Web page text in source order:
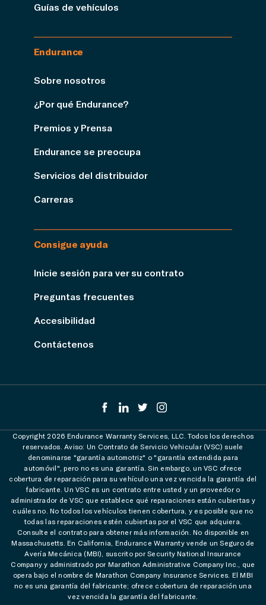
Guías de vehículos
Endurance
Sobre nosotros
¿Por qué Endurance?
Premios y Prensa
Endurance se preocupa
Servicios del distribuidor
Carreras
Consigue ayuda
Inicie sesión para ver su contrato
Preguntas frecuentes
Accesibilidad
Contáctenos
Copyright 2026 Endurance Warranty Services, LLC. Todos los derechos
reservados. Aviso: Un Contrato de Servicio Vehicular (VSC) suele
denominarse "garantía automotriz" o "garantía extendida para
automóvil", pero no es una garantía. Sin embargo, un VSC ofrece
cobertura de reparación para su vehículo una vez vencida la garantía del
fabricante. Un VSC es un contrato entre usted y un proveedor o
administrador de VSC que establece qué reparaciones están cubiertas y
cuáles no. No todos los vehículos tienen cobertura, y es posible que no
todas las reparaciones estén cubiertas por el VSC que adquiera.
Consulte el contrato para obtener más información. No disponible en
Massachusetts. En California, Endurance Warranty vende un Seguro de
Avería Mecánica (MBI), suscrito por Security National Insurance
Company y administrado por Marathon Administrative Company Inc., que
opera bajo el nombre de Marathon Company Insurance Services. El MBI
no es una garantía del fabricante; ofrece cobertura de reparación una
vez vencida la garantía del fabricante.